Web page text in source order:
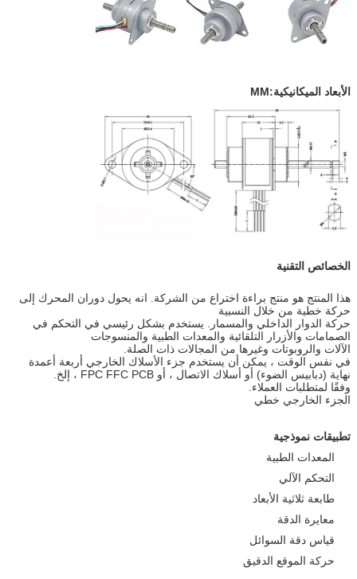
الأبعاد الميكانيكية:MM
الخصائص التقنية
هذا المنتج هو منتج براءة اختراع من الشركة. انه يحول دوران المحرك إلى
حركة خطية من خلال النسبية
حركة الدوار الداخلي والمسمار. يستخدم بشكل رئيسي في التحكم في
الصمامات والأزرار التلقائية والمعدات الطبية والمنسوجات
الآلات والروبوتات وغيرها من المجالات ذات الصلة.
في نفس الوقت ، يمكن أن يستخدم جزء الأسلاك الخارجي أربعة أعمدة
نهاية (دبابيس الضوء) أو أسلاك الاتصال ، أو FPC FFC PCB ، إلخ.
وفقًا لمتطلبات العملاء.
الجزء الخارجي خطي
تطبيقات نموذجية
المعدات الطبية
التحكم الآلي
طابعة ثلاثية الأبعاد
معايرة الدقة
قياس دقة السوائل
حركة الموقع الدقيق